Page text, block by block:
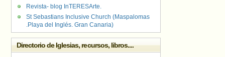
Revista- blog InTERESArte.
St Sebastians Inclusive Church (Maspalomas
.Playa del Inglés. Gran Canaria)
Directorio de Iglesias, recursos, libros....